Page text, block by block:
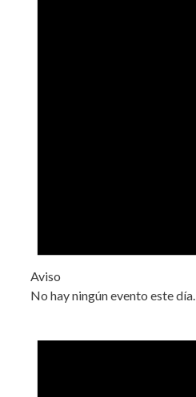
Aviso
No hay ningún evento este día.